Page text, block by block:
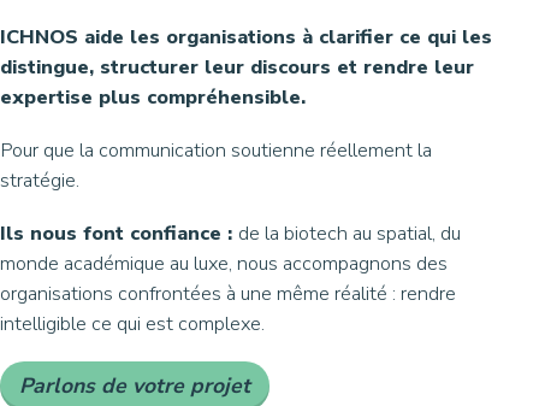
ICHNOS aide les organisations à clarifier ce qui les
distingue, structurer leur discours et rendre leur
expertise plus compréhensible.
Pour que la communication soutienne réellement la
stratégie.
Ils nous font confiance : de la biotech au spatial, du
monde académique au luxe, nous accompagnons des
organisations confrontées à une même réalité : rendre
intelligible ce qui est complexe.
Parlons de votre projet